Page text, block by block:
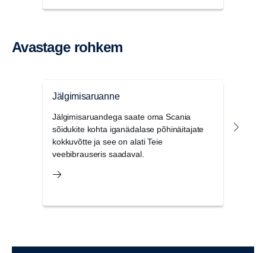
Avastage rohkem
Jälgimisaruanne
Jälgimisaruandega saate oma Scania
sõidukite kohta iganädalase põhinäitajate
kokkuvõtte ja see on alati Teie
veebibrauseris saadaval.